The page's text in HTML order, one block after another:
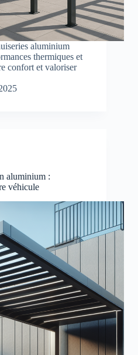
aluminium
thermiques et
confort et valoriser
aluminium :
véhicule